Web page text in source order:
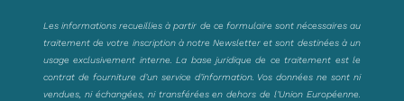
Les informations recueillies à partir de ce formulaire sont nécessaires au
traitement de votre inscription à notre Newsletter et sont destinées à un
usage exclusivement interne. La base juridique de ce traitement est le
contrat de fourniture d’un service d’information. Vos données ne sont ni
vendues, ni échangées, ni transférées en dehors de l’Union Européenne.